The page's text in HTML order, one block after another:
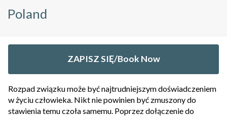
Poland
ZAPISZ SIĘ/Book Now
Rozpad związku może być najtrudniejszym doświadczeniem
w życiu człowieka. Nikt nie powinien być zmuszony do
stawienia temu czoła samemu. Poprzez dołączenie do